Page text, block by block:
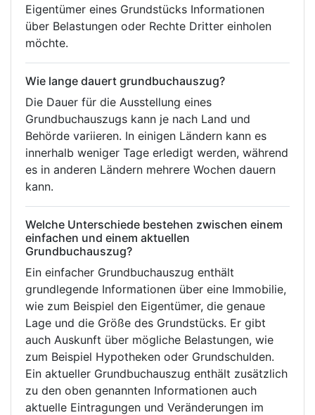
Eigentümer eines Grundstücks Informationen
über Belastungen oder Rechte Dritter einholen
möchte.
Wie lange dauert grundbuchauszug?
Die Dauer für die Ausstellung eines
Grundbuchauszugs kann je nach Land und
Behörde variieren. In einigen Ländern kann es
innerhalb weniger Tage erledigt werden, während
es in anderen Ländern mehrere Wochen dauern
kann.
Welche Unterschiede bestehen zwischen einem
einfachen und einem aktuellen
Grundbuchauszug?
Ein einfacher Grundbuchauszug enthält
grundlegende Informationen über eine Immobilie,
wie zum Beispiel den Eigentümer, die genaue
Lage und die Größe des Grundstücks. Er gibt
auch Auskunft über mögliche Belastungen, wie
zum Beispiel Hypotheken oder Grundschulden.
Ein aktueller Grundbuchauszug enthält zusätzlich
zu den oben genannten Informationen auch
aktuelle Eintragungen und Veränderungen im